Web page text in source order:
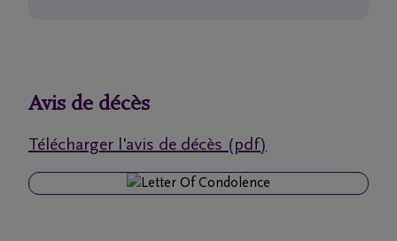
de
Avis de décès
Télécharger l'avis de décès (pdf)